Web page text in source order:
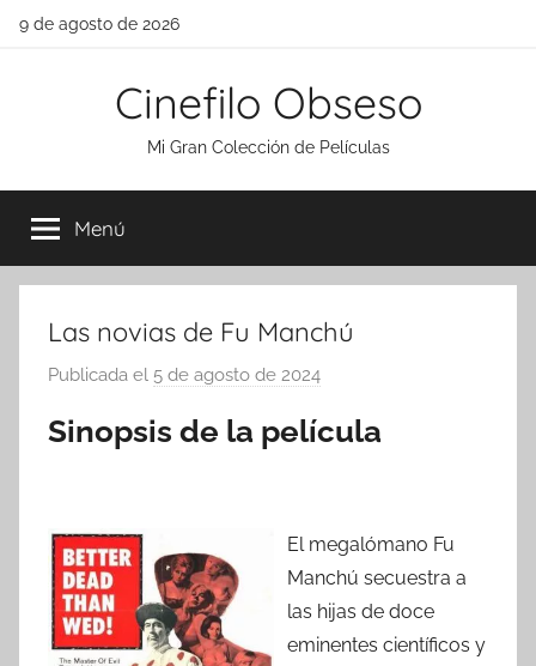
Saltar
9 de agosto de 2026
Cinefilo Obseso
Mi Gran Colección de Películas
Menú
Las novias de Fu Manchú
Publicada el 5 de agosto de 2024
r
Sinopsis de la película
El megalómano Fu
Manchú secuestra a
las hijas de doce
eminentes científicos y